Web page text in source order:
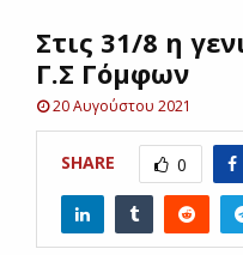
UΣτις 31/8 η
Γ.Σ Γόμφων
20 Αυγούστου 2021
SHARE 0